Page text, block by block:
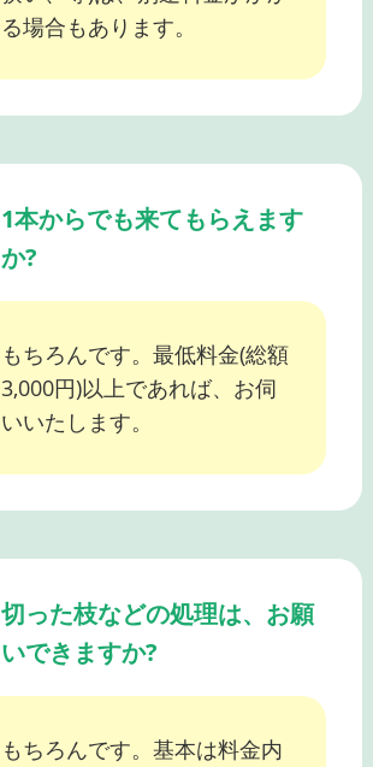
る場合もあります。
1本からでも来てもらえます
か?
もちろんです。最低料金(総額
3,000円)以上であれば、お伺
いいたします。
切った枝などの処理は、お願
いできますか?
もちろんです。基本は料金内